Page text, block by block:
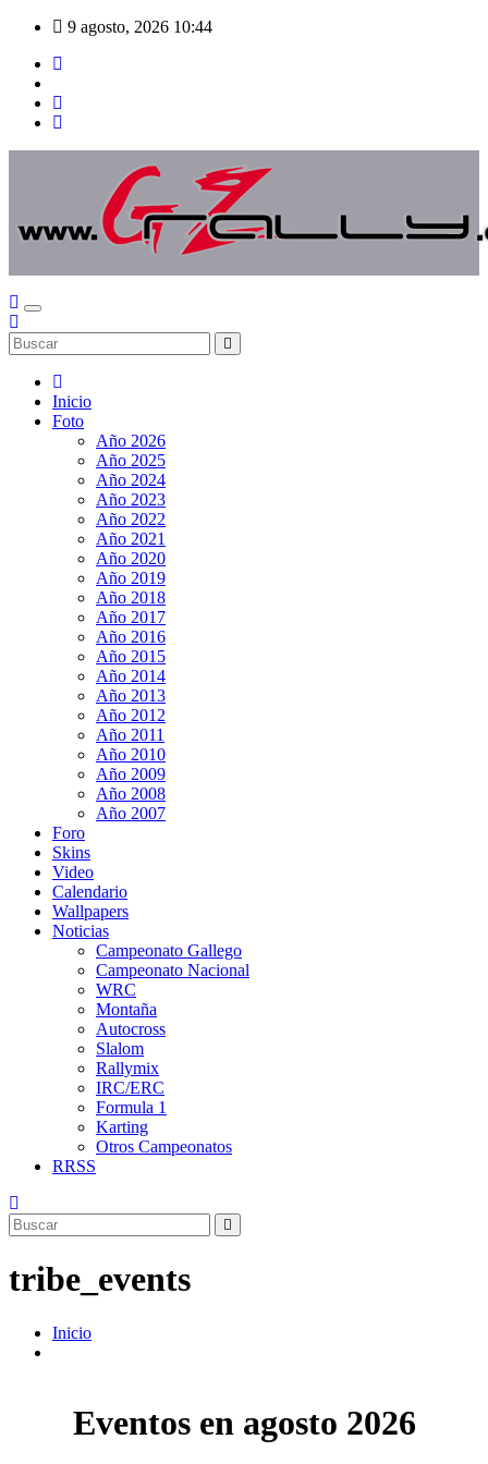
Saltar
contenido
9 agosto, 2026 10:44
Inicio
Foto
Año 2026
Año 2025
Año 2024
Año 2023
Año 2022
Año 2021
Año 2020
Año 2019
Año 2018
Año 2017
Año 2016
Año 2015
Año 2014
Año 2013
Año 2012
Año 2011
Año 2010
Año 2009
Año 2008
Año 2007
Foro
Skins
Video
Calendario
Wallpapers
Noticias
Campeonato Gallego
Campeonato Nacional
WRC
Montaña
Autocross
Slalom
Rallymix
IRC/ERC
Formula 1
Karting
Otros Campeonatos
RRSS
tribe_events
Inicio
Eventos en agosto 2026